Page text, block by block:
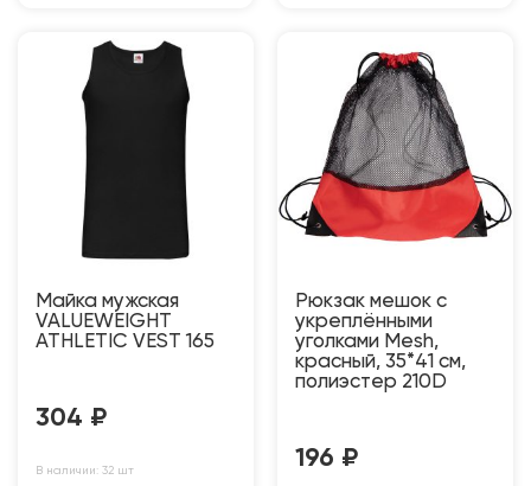
Майка мужская
VALUEWEIGHT
ATHLETIC VEST 165
304 ₽
В наличии: 32 шт
Рюкзак мешок с
укреплёнными
уголками Mesh,
красный, 35*41 см,
полиэстер 210D
196 ₽